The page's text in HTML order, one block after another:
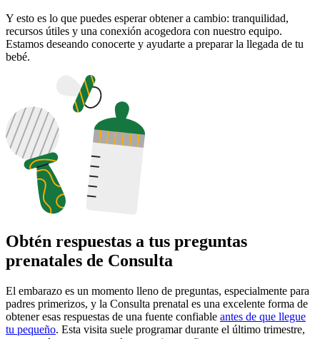
Y esto es lo que puedes esperar obtener a cambio: tranquilidad,
recursos útiles y una conexión acogedora con nuestro equipo.
Estamos deseando conocerte y ayudarte a preparar la llegada de tu
bebé.
Obtén respuestas a tus preguntas
prenatales de Consulta
El embarazo es un momento lleno de preguntas, especialmente para
padres primerizos, y la Consulta prenatal es una excelente forma de
obtener esas respuestas de una fuente confiable antes de que llegue
tu pequeño. Esta visita suele programar durante el último trimestre,